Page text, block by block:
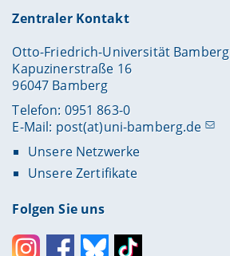
Zentraler Kontakt
Otto-Friedrich-Universität Bamberg
Kapuzinerstraße 16
96047 Bamberg
Telefon: 0951 863-0
E-Mail: post(at)uni-bamberg.de
Unsere Netzwerke
Unsere Zertifikate
Folgen Sie uns